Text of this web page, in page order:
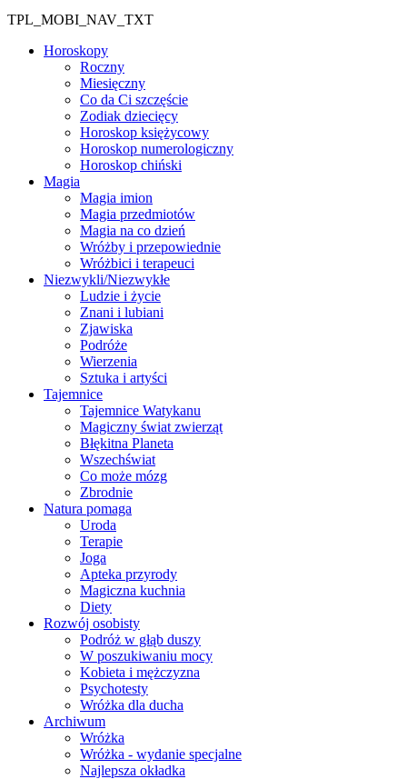
TPL_MOBI_NAV_TXT
Horoskopy
Roczny
Miesięczny
Co da Ci szczęście
Zodiak dziecięcy
Horoskop księżycowy
Horoskop numerologiczny
Horoskop chiński
Magia
Magia imion
Magia przedmiotów
Magia na co dzień
Wróżby i przepowiednie
Wróżbici i terapeuci
Niezwykli/Niezwykłe
Ludzie i życie
Znani i lubiani
Zjawiska
Podróże
Wierzenia
Sztuka i artyści
Tajemnice
Tajemnice Watykanu
Magiczny świat zwierząt
Błękitna Planeta
Wszechświat
Co może mózg
Zbrodnie
Natura pomaga
Uroda
Terapie
Joga
Apteka przyrody
Magiczna kuchnia
Diety
Rozwój osobisty
Podróż w głąb duszy
W poszukiwaniu mocy
Kobieta i mężczyzna
Psychotesty
Wróżka dla ducha
Archiwum
Wróżka
Wróżka - wydanie specjalne
Najlepsza okładka